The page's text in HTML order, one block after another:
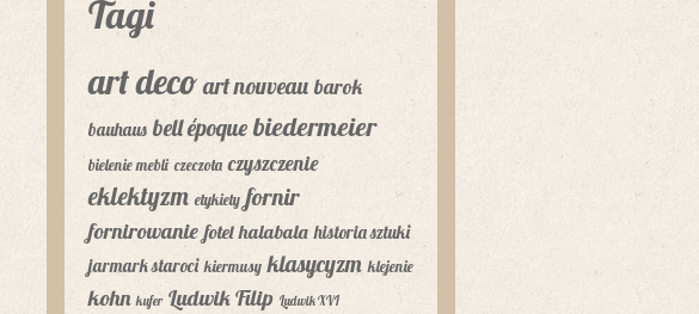
Tagi
art deco art nouveau barok
bauhaus bell époque biedermeier
bielenie mebli czeczota czyszczenie
eklektyzm etykiety fornir
fornirowanie fotel halabala historia sztuki
jarmark staroci kiermusy klasycyzm klejenie
kohn kufer Ludwik Filip Ludwik XVI